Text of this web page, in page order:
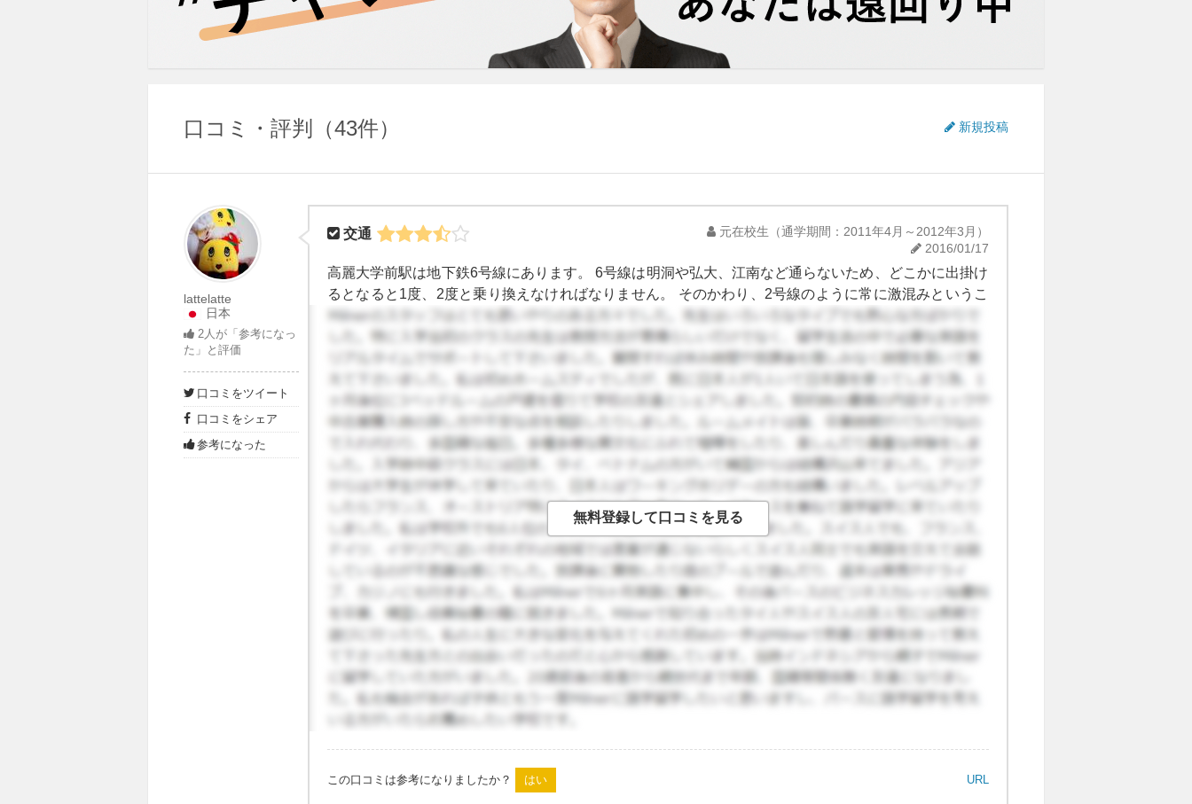
口コミ・評判 43件 新規投稿
lattelatte
日本
2人が「参考になっ
た」と評価
口コミをツイート
口コミをシェア
参考になった
交通 元在校生 （通学期間：2011年4月～2012年3月）
2016/01/17
高麗大学前駅は地下鉄6号線にあります。 6号線は明洞や弘大、江南など通らないため、どこかに出掛け
るとなると1度、2度と乗り換えなければなりません。 そのかわり、2号線のように常に激混みというこ
とはありません。 地下鉄だけでは少々不便かもしれませんが、バスがとても走っていて、中には東大門
や弘大などまで行けるものもあり、便利でした。 しかし、韓国語にあまり自信がないときは少し難しい
かもしれません。 慣れてしまえばバスを利用するのもとても便利です。運転は荒いので注意が必要で
す。 タクシーも同様、運転が荒いです。 大学の近くということもあり、韓国語に不馴れな留学生を狙っ
て遠回りをするタクシーもいるかもしれません。通る道はある程度把握しておいた方がいいと思いま
す。 普通の路線バスの他に小さいバスでの循環バスマウルバスというものがあります。そちらも4号線
のソンシン女子大にも行くことが可能なので、よく利用しておりました。 乗り換えは必要かもしれませ
んが、地下鉄もありますし、バスも何路線も走っておりますので、上手く使い分ければ便利だと思いま
す。 また、色々な交通機関を利用することで、韓国語の勉強にもなりました。
この口コミは参考になりましたか？ URL